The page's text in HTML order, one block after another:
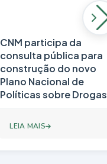
CNM participa da
consulta pública para
construção do novo
Plano Nacional de
Políticas sobre Drogas
LEIA MAIS